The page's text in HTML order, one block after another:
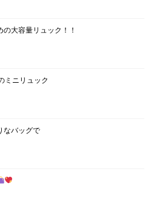
大容量リュック！！
ミニリュック
なバッグで